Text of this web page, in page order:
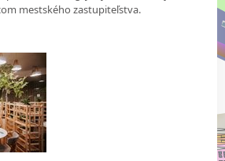
mestského zastupiteľstva.